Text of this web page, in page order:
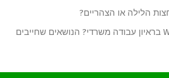
מה שואלים ב-Word בראיון עבודה משרדי? הנושאים שחייבים